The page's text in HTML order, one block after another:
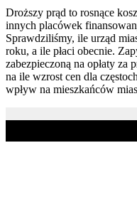
Droższy prąd to rosnące
innych placówek
Sprawdziliśmy, ile urząd
roku, a ile płaci obecnie.
zabezpieczoną na opłaty za
na ile wzrost cen dla
wpływ na mieszkańców